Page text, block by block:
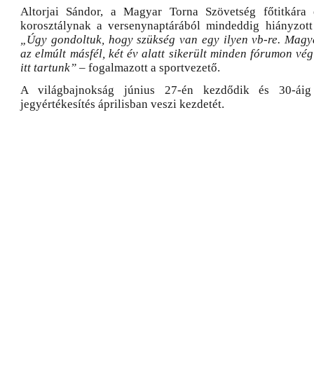
Altorjai Sándor, a Magyar Torna Szövetség főtitkára
korosztálynak a versenynaptárából mindeddig
„Úgy gondoltuk, hogy szükség van egy ilyen vb-re.
az elmúlt másfél, két év alatt sikerült minden fórumon
itt tartunk” – fogalmazott a sportvezető.
A világbajnokság június 27-én kezdődik és 30-
jegyértékesítés áprilisban veszi kezdetét.